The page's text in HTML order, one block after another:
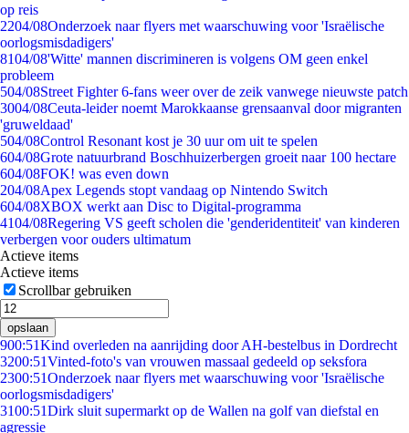
op reis
2204/08Onderzoek naar flyers met waarschuwing voor 'Israëlische
oorlogsmisdadigers'
8104/08'Witte' mannen discrimineren is volgens OM geen enkel
probleem
504/08Street Fighter 6-fans weer over de zeik vanwege nieuwste patch
3004/08Ceuta-leider noemt Marokkaanse grensaanval door migranten
'gruweldaad'
504/08Control Resonant kost je 30 uur om uit te spelen
604/08Grote natuurbrand Boschhuizerbergen groeit naar 100 hectare
604/08FOK! was even down
204/08Apex Legends stopt vandaag op Nintendo Switch
604/08XBOX werkt aan Disc to Digital-programma
4104/08Regering VS geeft scholen die 'genderidentiteit' van kinderen
verbergen voor ouders ultimatum
Actieve items
Actieve items
Scrollbar gebruiken
opslaan
900:51Kind overleden na aanrijding door AH-bestelbus in Dordrecht
3200:51Vinted-foto's van vrouwen massaal gedeeld op seksfora
2300:51Onderzoek naar flyers met waarschuwing voor 'Israëlische
oorlogsmisdadigers'
3100:51Dirk sluit supermarkt op de Wallen na golf van diefstal en
agressie